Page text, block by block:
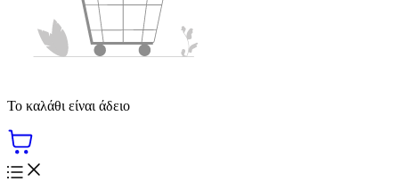
Το καλάθι είναι άδειο